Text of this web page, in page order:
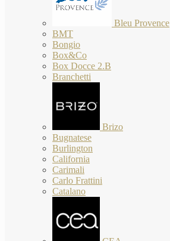
Bleu Provence
BMT
Bongio
Box&Co
Box Docce 2.B
Branchetti
Brizo
Bugnatese
Burlington
California
Carimali
Carlo Frattini
Catalano